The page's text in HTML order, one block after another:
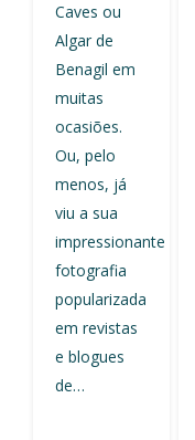
Caves ou
Algar de
Benagil em
muitas
ocasiões.
Ou, pelo
menos, já
viu a sua
impressionante
fotografia
popularizada
em revistas
e blogues
de…